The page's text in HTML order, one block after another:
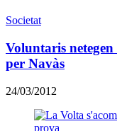
Societat
Voluntaris
per Navàs
24/03/2012